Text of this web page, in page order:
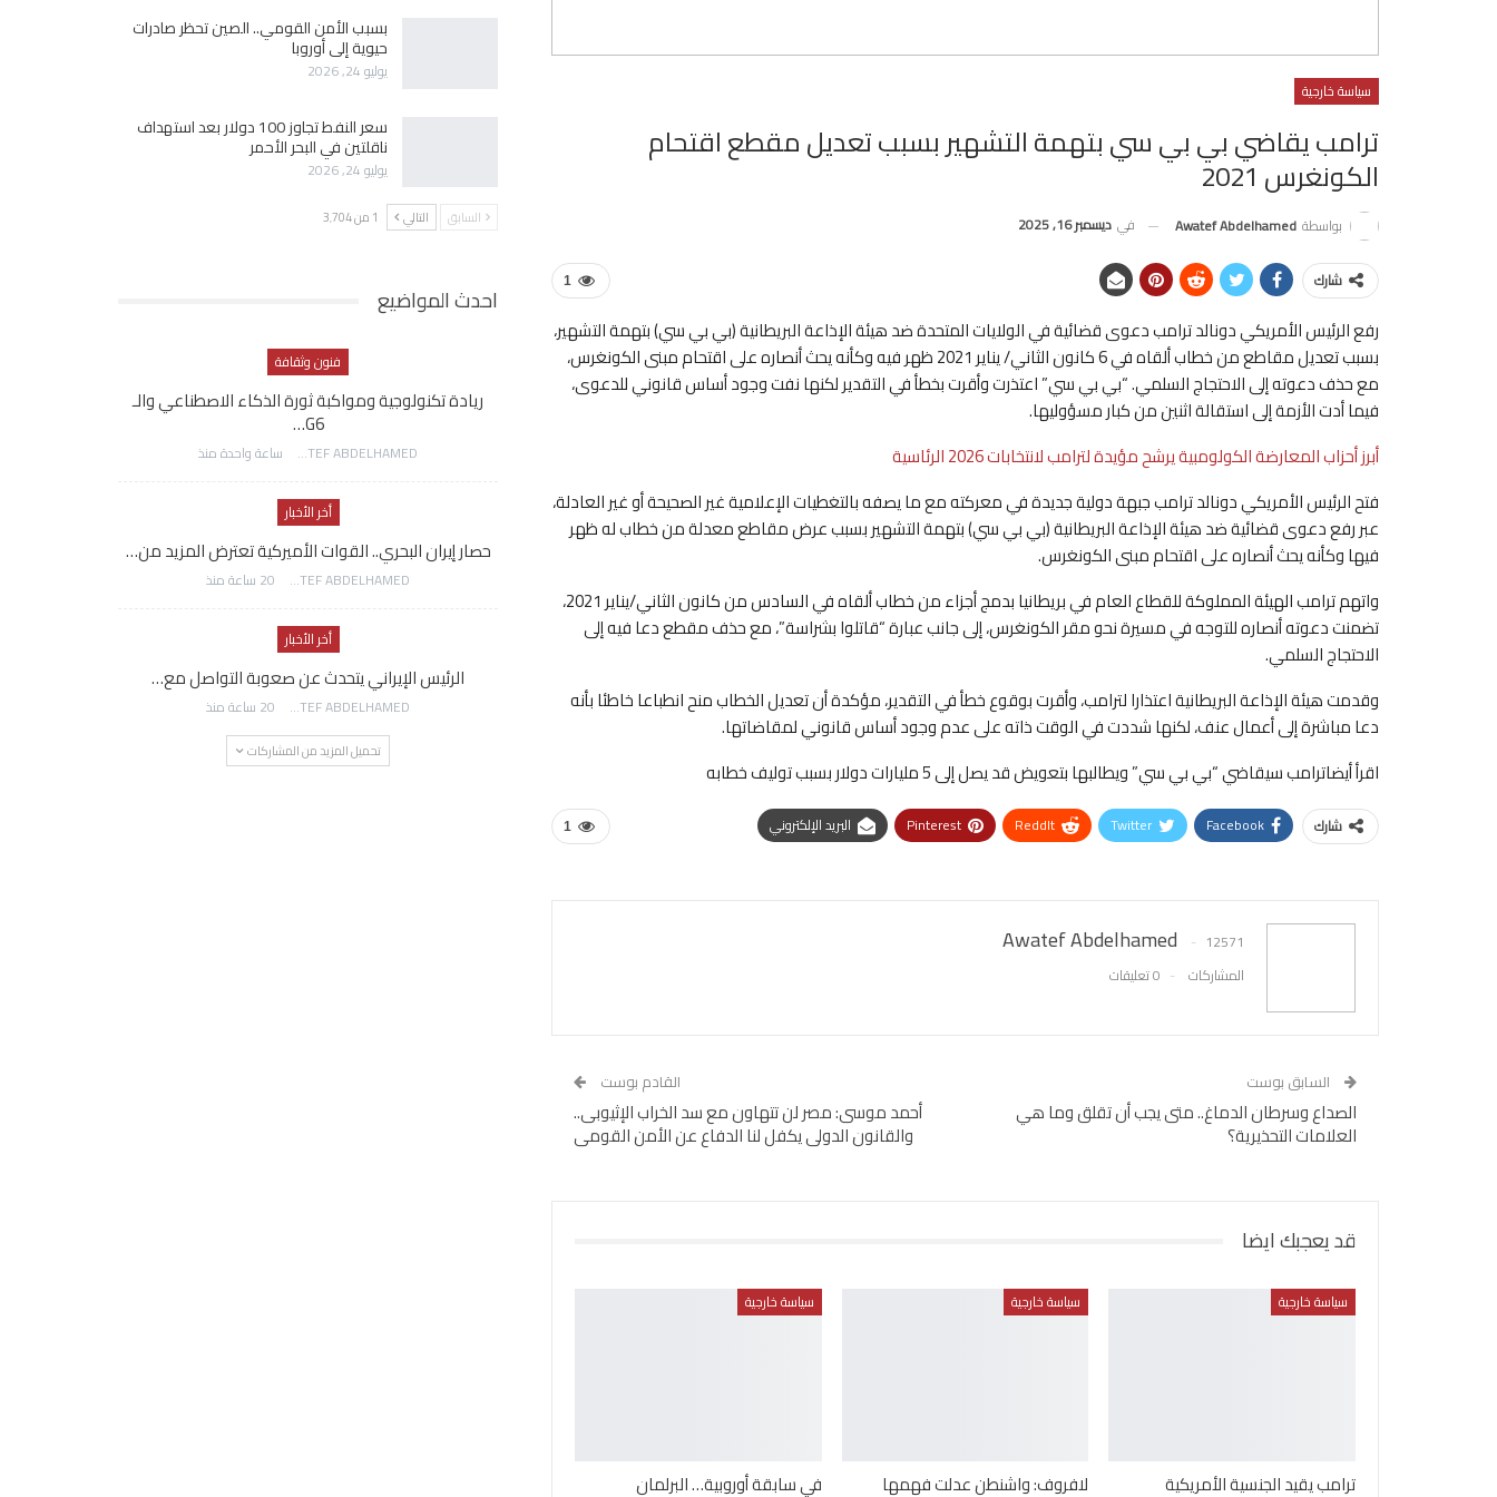
سياسة خارجية
ترامب يقاضي بي بي سي بتهمة التشهير بسبب تعديل مقطع اقتحام
الكونغرس 2021
بواسطة Awatef Abdelhamed في ديسمبر 16, 2025
1 شارك
رفع الرئيس الأمريكي دونالد ترامب دعوى قضائية في الولايات المتحدة ضد هيئة الإذاعة البريطانية (بي بي سي) بتهمة التشهير،
بسبب تعديل مقاطع من خطاب ألقاه في 6 كانون الثاني/ يناير 2021 ظهر فيه وكأنه يحث أنصاره على اقتحام مبنى الكونغرس،
مع حذف دعوته إلى الاحتجاج السلمي. “بي بي سي” اعتذرت وأقرت بخطأ في التقدير لكنها نفت وجود أساس قانوني للدعوى،
فيما أدت الأزمة إلى استقالة اثنين من كبار مسؤوليها.
أبرز أحزاب المعارضة الكولومبية يرشح مؤيدة لترامب لانتخابات 2026 الرئاسية
فتح الرئيس الأمريكي دونالد ترامب جبهة دولية جديدة في معركته مع ما يصفه بالتغطيات الإعلامية غير الصحيحة أو غير العادلة،
عبر رفع دعوى قضائية ضد هيئة الإذاعة البريطانية (بي بي سي) بتهمة التشهير بسبب عرض مقاطع معدلة من خطاب له ظهر
فيها وكأنه يحث أنصاره على اقتحام مبنى الكونغرس.
واتهم ترامب الهيئة المملوكة للقطاع العام في بريطانيا بدمج أجزاء من خطاب ألقاه في السادس من كانون الثاني/يناير 2021،
تضمنت دعوته أنصاره للتوجه في مسيرة نحو مقر الكونغرس، إلى جانب عبارة “قاتلوا بشراسة”، مع حذف مقطع دعا فيه إلى
الاحتجاج السلمي.
وقدمت هيئة الإذاعة البريطانية اعتذارا لترامب، وأقرت بوقوع خطأ في التقدير، مؤكدة أن تعديل الخطاب منح انطباعا خاطئا بأنه
دعا مباشرة إلى أعمال عنف، لكنها شددت في الوقت ذاته على عدم وجود أساس قانوني لمقاضاتها.
اقرأ أيضاترامب سيقاضي “بي بي سي” ويطالبها بتعويض قد يصل إلى 5 مليارات دولار بسبب توليف خطابه
1 شارك Facebook
Twitter
ReddIt
Pinterest البريد الإلكتروني
Awatef Abdelhamed
12571
المشاركات
0 تعليقات
السابق بوست
الصداع وسرطان الدماغ.. متى يجب أن تقلق وما هي
العلامات التحذيرية؟
القادم بوست
أحمد موسى: مصر لن تتهاون مع سد الخراب الإثيوبى..
والقانون الدولى يكفل لنا الدفاع عن الأمن القومى
قد يعجبك ايضا
سياسة خارجية
ترامب يقيد الجنسية الأمريكية
سياسة خارجية
لافروف: واشنطن عدلت فهمها
سياسة خارجية
في سابقة أوروبية… البرلمان
بسبب الأمن القومي.. الصين تحظر صادرات
حيوية إلى أوروبا
يوليو 24, 2026
سعر النفط تجاوز 100 دولار بعد استهداف
ناقلتين في البحر الأحمر
يوليو 24, 2026
السابق التالي 1 من 3٬704
احدث المواضيع
فنون وثقافة
ريادة تكنولوجية ومواكبة ثورة الذكاء الاصطناعي والـ
G6…
AWATEF ABDELHAMED ساعة واحدة منذ
أخر الأخبار
حصار إيران البحري.. القوات الأميركية تعترض المزيد من…
AWATEF ABDELHAMED 20 ساعة منذ
أخر الأخبار
الرئيس الإيراني يتحدث عن صعوبة التواصل مع…
AWATEF ABDELHAMED 20 ساعة منذ
تحميل المزيد من المشاركات